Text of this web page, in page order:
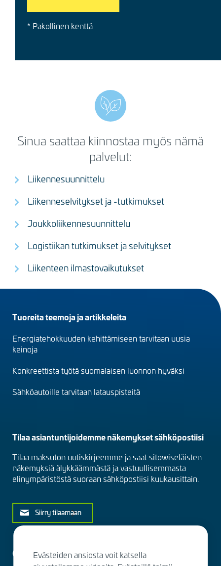
* Pakollinen kenttä
Sinua saattaa kiinnostaa myös nämä
palvelut:
Liikennesuunnittelu
Liikenneselvitykset ja -tutkimukset
Joukkoliikennesuunnittelu
Logistiikan tutkimukset ja selvitykset
Liikenteen ilmastovaikutukset
Footer
menu
(fi)
Tuoreita teemoja ja artikkeleita
Energiatehokkuuden kehittämiseen tarvitaan uusia
keinoja
Konkreettista työtä suomalaisen luonnon hyväksi
Sähköautoille tarvitaan latauspisteitä
Tilaa asiantuntijoidemme näkemykset sähköpostiisi
Tilaa maksuton uutiskirjeemme ja saat sitowiseläisten
näkemyksiä älykkäämmästä ja vastuullisemmasta
elinympäristöstä suoraan sähköpostiisi kuukausittain.
Siirry tilaamaan
Ota yhteyttä
Evästeiden ansiosta voit katsella